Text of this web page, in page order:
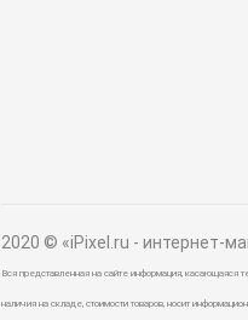
2020 © «iPixel.ru - интернет-
Вся представленная на сайте информация, касающаяся
наличия на складе, стоимости товаров, носит